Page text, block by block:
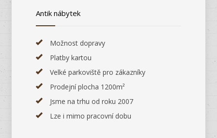
Antik nábytek
Možnost dopravy
Platby kartou
Velké parkoviště pro zákazníky
Prodejní plocha 1200m²
Jsme na trhu od roku 2007
Lze i mimo pracovní dobu